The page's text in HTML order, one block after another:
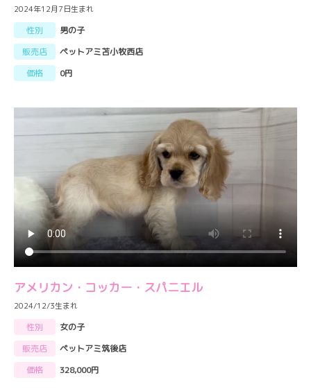
2024年12月7日生まれ
性別
男の子
販売店
ペットアミ苫小牧西店
価格
0円
アメリカン・コッカー・スパニエル
2024/12/3生まれ
性別
女の子
販売店
ペットアミ筑後店
価格
328,000円